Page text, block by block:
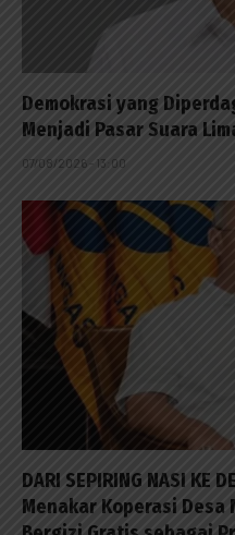
Demokrasi yang
Menjadi Pasar Suara
07/08/2026 - 13:00
DARI SEPIRING NASI KE
Menakar Koperasi Desa